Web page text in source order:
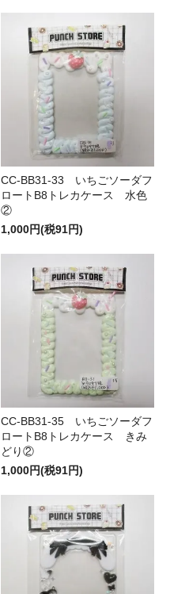
CC-BB31-33 いちごソーダフ
ロートB8トレカケース 水色
②
1,000円(税91円)
CC-BB31-35 いちごソーダフ
ロートB8トレカケース きみ
どり②
1,000円(税91円)